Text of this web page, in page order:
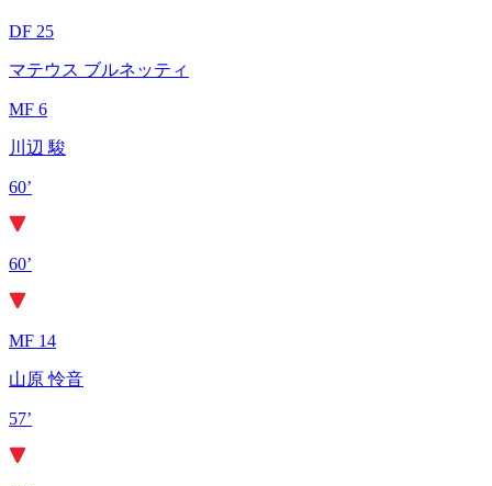
DF 25
マテウス ブルネッティ
MF 6
川辺 駿
60’
60’
MF 14
山原 怜音
57’